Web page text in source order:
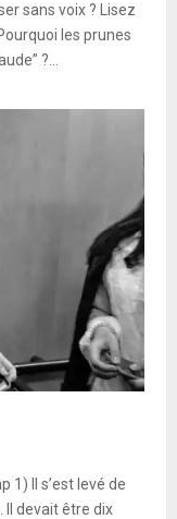
sans voix ? Lisez
les prunes
?...
1) Il s’est levé de
Il devait être dix